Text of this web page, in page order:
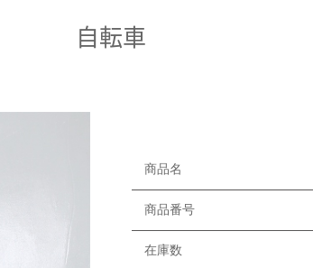
自転車
商品名
商品番号
在庫数